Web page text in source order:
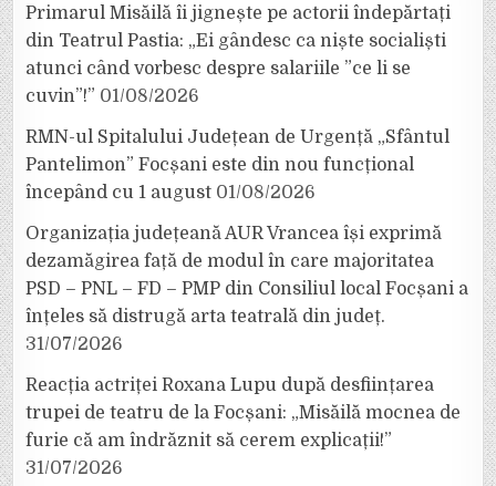
Primarul Misăilă îi jignește pe actorii îndepărtați
din Teatrul Pastia: „Ei gândesc ca niște socialiști
atunci când vorbesc despre salariile ”ce li se
cuvin”!” 01/08/2026
RMN-ul Spitalului Județean de Urgență „Sfântul
Pantelimon” Focșani este din nou funcțional
începând cu 1 august 01/08/2026
Organizația județeană AUR Vrancea își exprimă
dezamăgirea față de modul în care majoritatea
PSD – PNL – FD – PMP din Consiliul local Focșani a
înțeles să distrugă arta teatrală din județ.
31/07/2026
Reacția actriței Roxana Lupu după desființarea
trupei de teatru de la Focșani: „Misăilă mocnea de
furie că am îndrăznit să cerem explicații!”
31/07/2026